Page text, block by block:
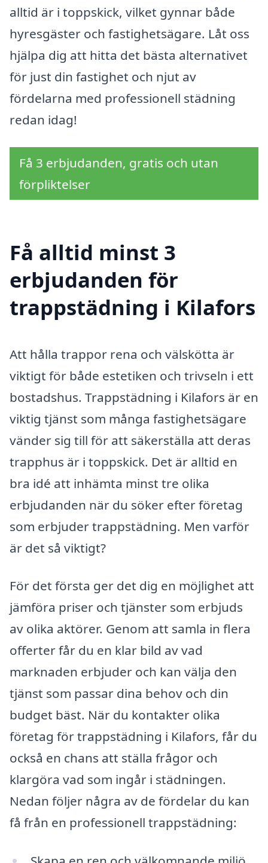
alltid är i toppskick, vilket gynnar både
hyresgäster och fastighetsägare. Låt oss
hjälpa dig att hitta det bästa alternativet
för just din fastighet och njut av
fördelarna med professionell städning
redan idag!
Få 3 erbjudanden, gratis och utan
förpliktelser
Få alltid minst 3
erbjudanden för
trappstädning i Kilafors
Att hålla trappor rena och välskötta är
viktigt för både estetiken och trivseln i ett
bostadshus. Trappstädning i Kilafors är en
viktig tjänst som många fastighetsägare
vänder sig till för att säkerställa att deras
trapphus är i toppskick. Det är alltid en
bra idé att inhämta minst tre olika
erbjudanden när du söker efter företag
som erbjuder trappstädning. Men varför
är det så viktigt?
För det första ger det dig en möjlighet att
jämföra priser och tjänster som erbjuds
av olika aktörer. Genom att samla in flera
offerter får du en klar bild av vad
marknaden erbjuder och kan välja den
tjänst som passar dina behov och din
budget bäst. När du kontakter olika
företag för trappstädning i Kilafors, får du
också en chans att ställa frågor och
klargöra vad som ingår i städningen.
Nedan följer några av de fördelar du kan
få från en professionell trappstädning: